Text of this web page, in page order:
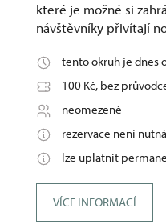
které je možné si
návštěvníky přivítají
tento okruh je dnes
100 Kč, bez
neomezeně
rezervace není nutná
lze uplatnit
VÍCE INFORMACÍ